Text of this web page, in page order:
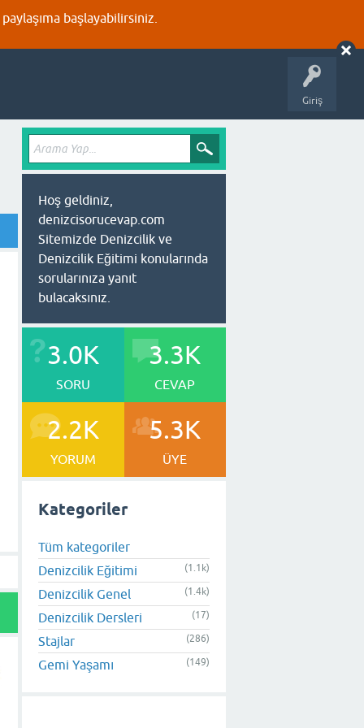
başlayabilirsiniz.
Giriş
Hoş geldiniz,
denizcisorucevap.com
Sitemizde Denizcilik ve
Denizcilik Eğitimi konularında
sorularınıza yanıt
bulacaksınız.
3.0K
SORU
3.3K
CEVAP
2.2K
YORUM
5.3K
ÜYE
Kategoriler
Tüm kategoriler
Denizcilik Eğitimi
(1.1k)
Denizcilik Genel (1.4k)
Denizcilik Dersleri (17)
Stajlar (286)
Gemi Yaşamı (149)